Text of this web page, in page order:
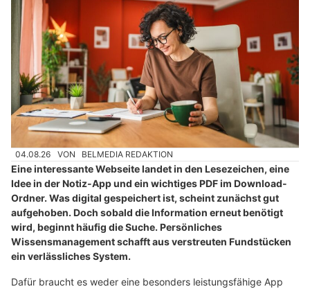
04.08.26 VON BELMEDIA REDAKTION
Eine interessante Webseite landet in den Lesezeichen, eine
Idee in der Notiz-App und ein wichtiges PDF im Download-
Ordner. Was digital gespeichert ist, scheint zunächst gut
aufgehoben. Doch sobald die Information erneut benötigt
wird, beginnt häufig die Suche. Persönliches
Wissensmanagement schafft aus verstreuten Fundstücken
ein verlässliches System.
Dafür braucht es weder eine besonders leistungsfähige App